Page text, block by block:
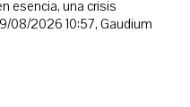
esencia, una crisis
08/2026 10:57, Gaudium